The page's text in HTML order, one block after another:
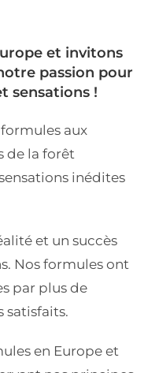
et invitons
passion pour
sensations !
aux
de la forêt
inédites
et un succès
Nos formules ont
par plus de
satisfaits.
en Europe et